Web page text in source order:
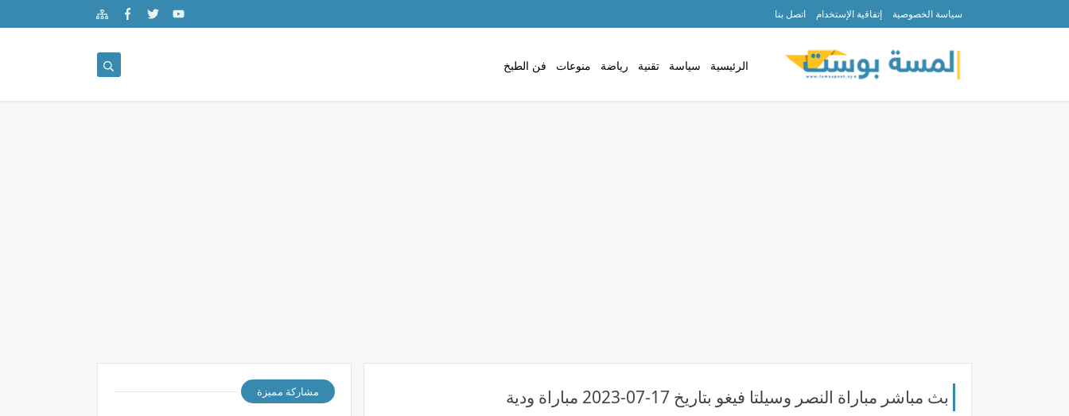
سياسة الخصوصية إتفاقية الإستخدام اتصل بنا
الرئيسية سياسة تقنية رياضة منوعات فن الطبخ
بث مباشر مباراة النصر وسيلتا فيغو بتاريخ 17-07-2023 مباراة ودية مشاركة مميزة